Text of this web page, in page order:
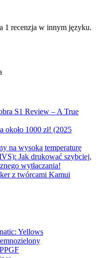
1 recenzja w innym języku.
S1 Review – A True
1000 zł! (2025
na wysoką temperaturę
Jak drukować szybciej,
wytłaczania!
z twórcami Kamui
Yellows